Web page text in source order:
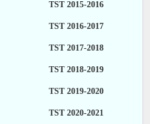
TST 2015-2016
TST 2016-2017
TST 2017-2018
TST 2018-2019
TST 2019-2020
TST 2020-2021